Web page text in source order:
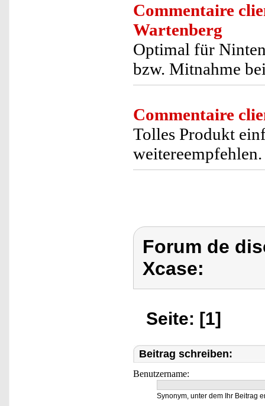
Commentaire
Wartenberg
Optimal für
bzw. Mitnahme
Commentaire
Tolles Produkt
weitereempfehlen.
Forum de
Xcase:
Seite: [1]
Beitrag schreiben:
Benutzername:
Synonym, unter dem Ihr Beitrag